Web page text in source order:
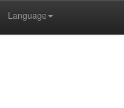
Language